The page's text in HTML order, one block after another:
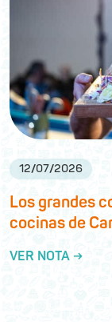
12/07/2026
Los grandes
cocinas de
VER NOTA →